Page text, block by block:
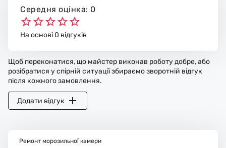
Середня оцінка: 0
На основі 0 відгуків
Щоб переконатися, що майстер виконав роботу добре, або
розібратися у спірній ситуації збираємо зворотній відгук
після кожного замовлення.
Додати відгук
Ремонт морозильної камери